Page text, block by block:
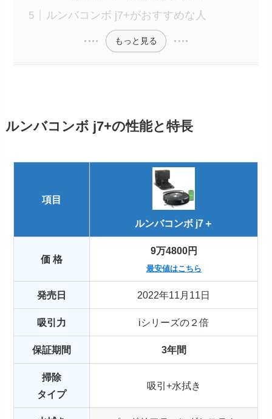
ルンバコンボ j7+がおすすめな人
もっと見る
ルンバコンボ j7+の性能と特長
項目
ルンバコンボ j7＋
価 格
9万4800円
最安値はこちら
発売日 2022年11月11日
吸引力 iシリーズの２倍
保証期間 3年間
掃除
タイプ
吸引+水拭き